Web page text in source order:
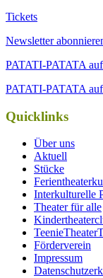
Tickets
Newsletter
PATATI-PATATA
PATATI-PATATA
Quicklinks
Über uns
Aktuell
Stücke
Interkulturelle
Theater für alle
Förderverein
Impressum